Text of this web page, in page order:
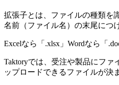
拡張子とは、ファイルの種類を
名前（ファイル名）の末尾につ
Excelなら「.xlsx」Wordなら「
Taktoryでは、受注や製品にファ
ップロードできるファイルが決